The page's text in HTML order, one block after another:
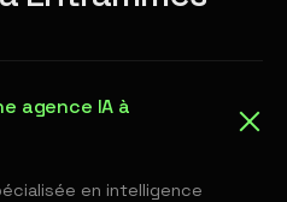
agence IA à
en intelligence